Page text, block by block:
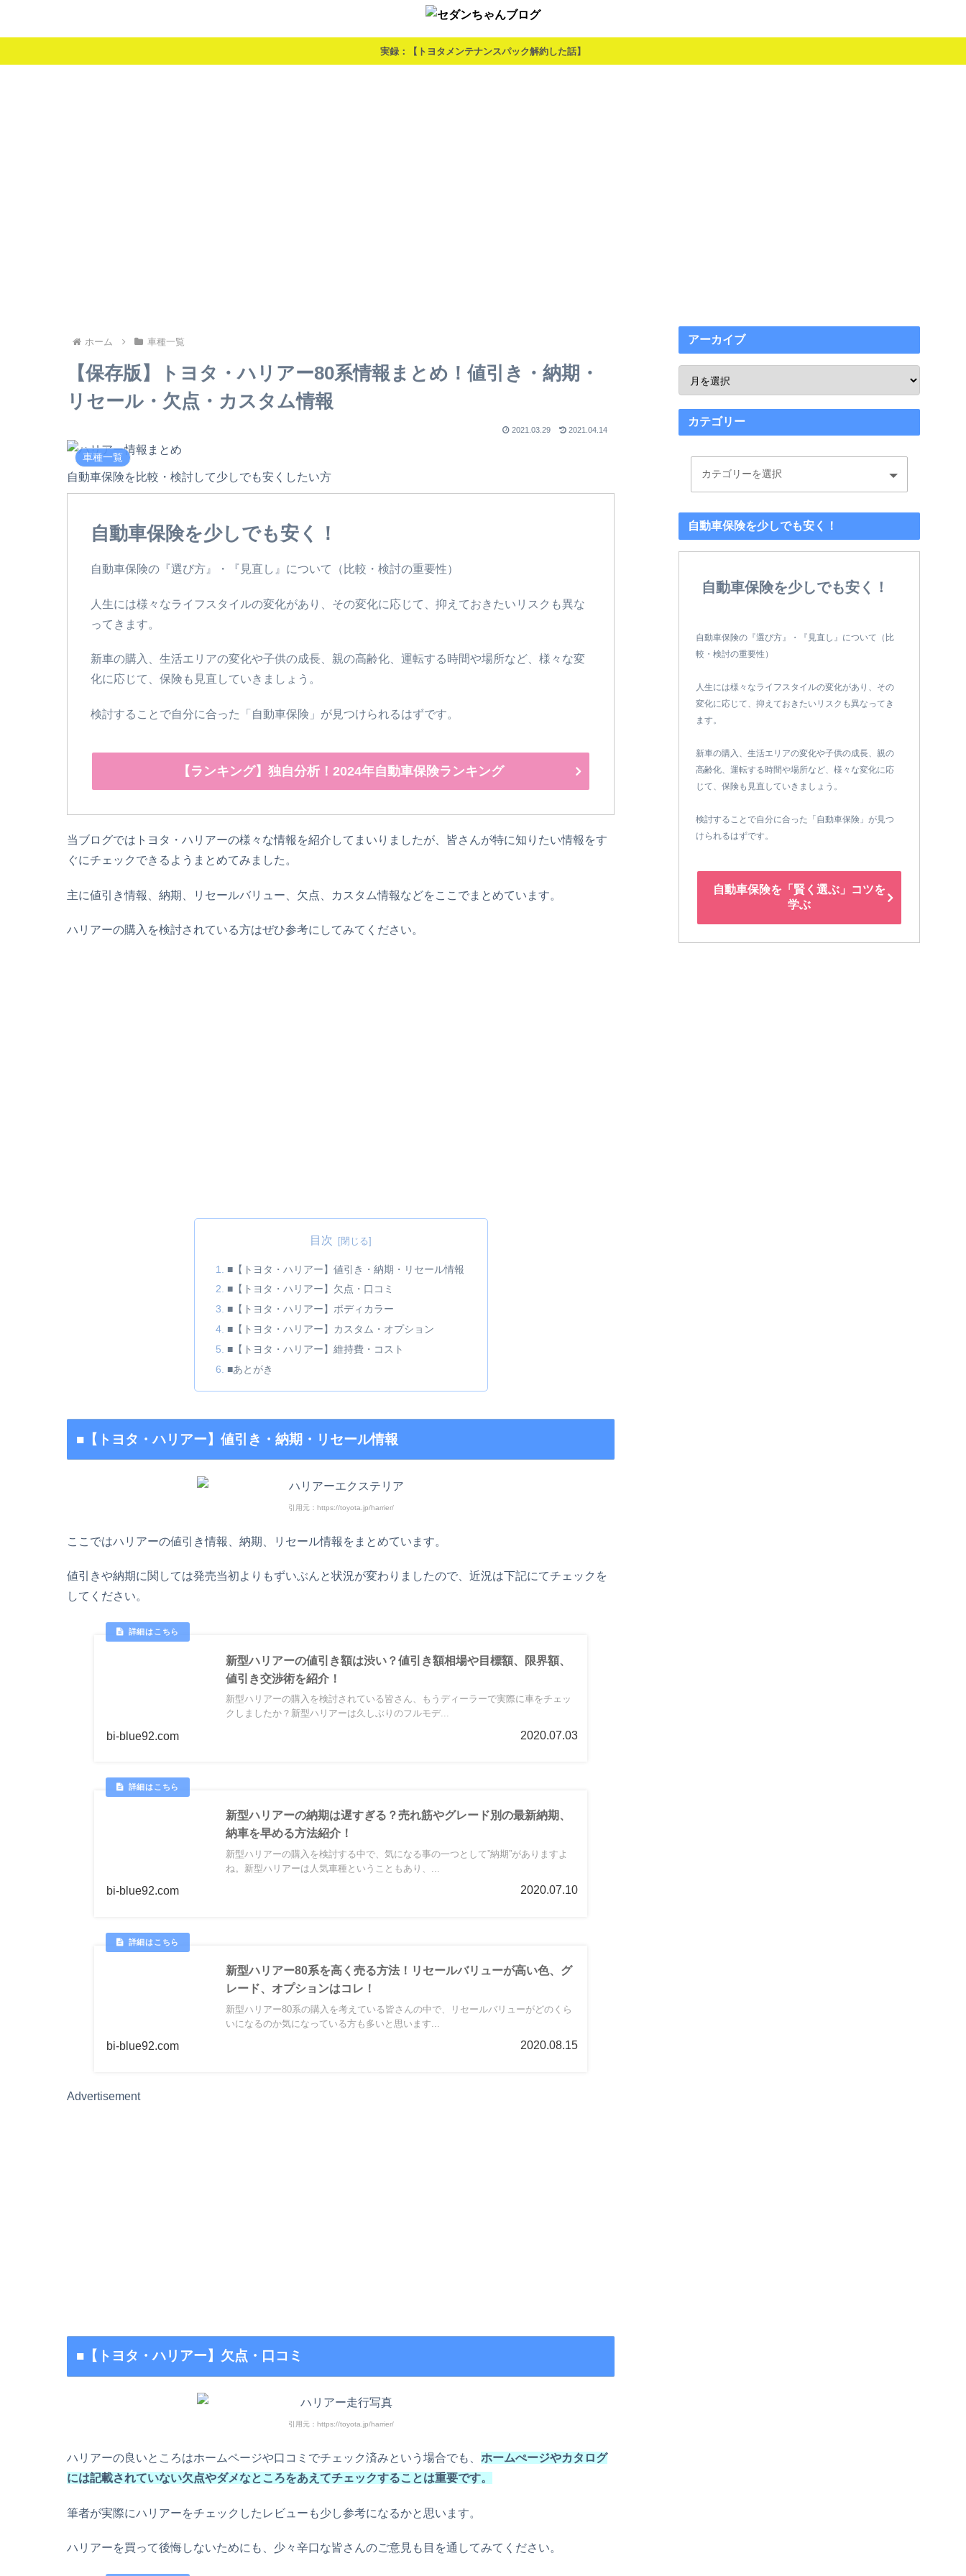
実録：【トヨタメンテナンスパック解約した話】
ホーム 車種一覧
【保存版】トヨタ・ハリアー80系情報まとめ！値引き・納期・
リセール・欠点・カスタム情報
2021.03.29 2021.04.14
車種一覧
自動車保険を比較・検討して少しでも安くしたい方
自動車保険を少しでも安く！
自動車保険の『選び方』・『見直し』について（比較・検討の重要性）
人生には様々なライフスタイルの変化があり、その変化に応じて、抑えておきたいリスクも異な
ってきます。
新車の購入、生活エリアの変化や子供の成長、親の高齢化、運転する時間や場所など、様々な変
化に応じて、保険も見直していきましょう。
検討することで自分に合った「自動車保険」が見つけられるはずです。
【ランキング】独自分析！2024年自動車保険ランキング
当ブログではトヨタ・ハリアーの様々な情報を紹介してまいりましたが、皆さんが特に知りたい情報をす
ぐにチェックできるようまとめてみました。
主に値引き情報、納期、リセールバリュー、欠点、カスタム情報などをここでまとめています。
ハリアーの購入を検討されている方はぜひ参考にしてみてください。
目次
■【トヨタ・ハリアー】値引き・納期・リセール情報
■【トヨタ・ハリアー】欠点・口コミ
■【トヨタ・ハリアー】ボディカラー
■【トヨタ・ハリアー】カスタム・オプション
■【トヨタ・ハリアー】維持費・コスト
■あとがき
■【トヨタ・ハリアー】値引き・納期・リセール情報
引用元：https://toyota.jp/harrier/
ここではハリアーの値引き情報、納期、リセール情報をまとめています。
値引きや納期に関しては発売当初よりもずいぶんと状況が変わりましたので、近況は下記にてチェックを
してください。
新型ハリアーの値引き額は渋い？値引き額相場や目標額、限界額、
値引き交渉術を紹介！
新型ハリアーの購入を検討されている皆さん、もうディーラーで実際に車をチェッ
クしましたか？新型ハリアーは久しぶりのフルモデ...
bi-blue92.com 2020.07.03
新型ハリアーの納期は遅すぎる？売れ筋やグレード別の最新納期、
納車を早める方法紹介！
新型ハリアーの購入を検討する中で、気になる事の一つとして”納期”がありますよ
ね。新型ハリアーは人気車種ということもあり、...
bi-blue92.com 2020.07.10
新型ハリアー80系を高く売る方法！リセールバリューが高い色、グ
レード、オプションはコレ！
新型ハリアー80系の購入を考えている皆さんの中で、リセールバリューがどのくら
いになるのか気になっている方も多いと思います...
bi-blue92.com 2020.08.15
Advertisement
■【トヨタ・ハリアー】欠点・口コミ
引用元：https://toyota.jp/harrier/
ハリアーの良いところはホームページや口コミでチェック済みという場合でも、 ホームぺージやカタログ
には記載されていない欠点やダメなところをあえてチェックすることは重要です。
筆者が実際にハリアーをチェックしたレビューも少し参考になるかと思います。
ハリアーを買って後悔しないためにも、少々辛口な皆さんのご意見も目を通してみてください。
アーカイブ
カテゴリー
自動車保険を少しでも安く！
自動車保険を少しでも安く！
自動車保険の『選び方』・『見直し』について（比
較・検討の重要性）
人生には様々なライフスタイルの変化があり、その
変化に応じて、抑えておきたいリスクも異なってき
ます。
新車の購入、生活エリアの変化や子供の成長、親の
高齢化、運転する時間や場所など、様々な変化に応
じて、保険も見直していきましょう。
検討することで自分に合った「自動車保険」が見つ
けられるはずです。
自動車保険を「賢く選ぶ」コツを
学ぶ